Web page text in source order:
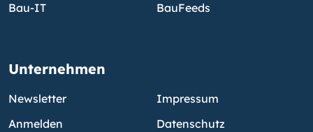
Bau-IT
BauFeeds
Unternehmen
Newsletter
Anmelden
Impressum
Datenschutz